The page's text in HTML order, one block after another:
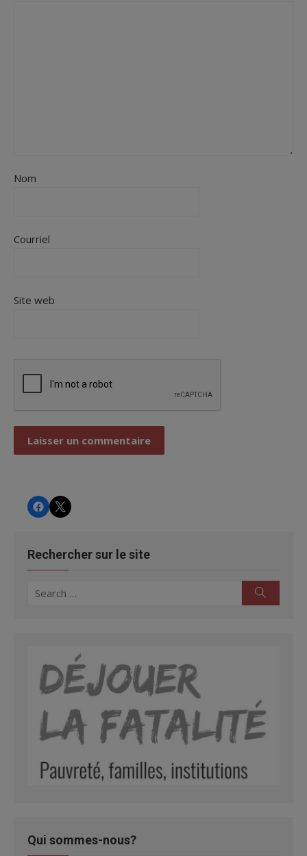
Nom
Courriel
Site web
CHRSCHRS
Rechercher sur le site
Search
Qui sommes-nous?